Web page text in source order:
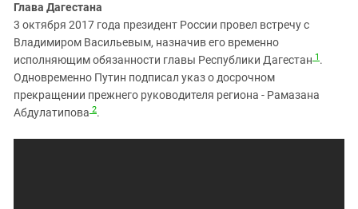
Южная Осетия
Южный Кавказ
ЮФО
Глава Дагестана
3 октября 2017 года президент России провел встречу с
Владимиром Васильевым, назначив его временно
исполняющим обязанности главы Республики Дагестан 1 .
Одновременно Путин подписал указ о досрочном
прекращении прежнего руководителя региона - Рамазана
Абдулатипова 2.